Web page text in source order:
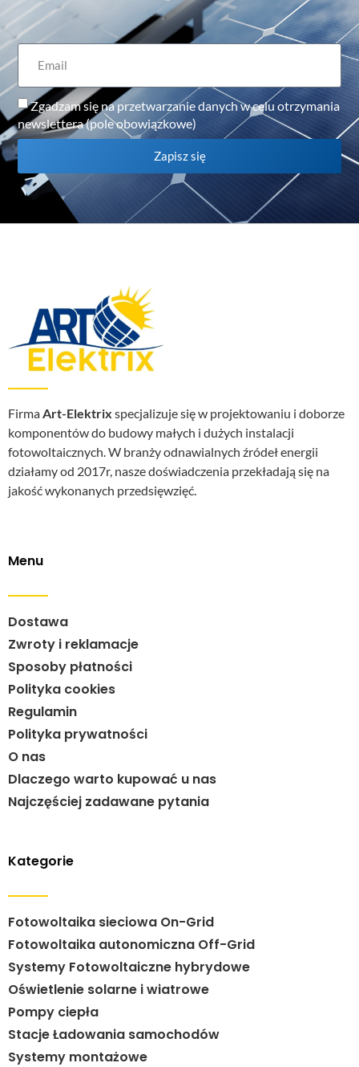
Zgadzam się na przetwarzanie danych w celu otrzymania
newslettera (pole obowiązkowe)
Zapisz się
FirmaArt-Elektrix specjalizuje się w projektowaniu i doborze
komponentów do budowy małych i dużych instalacji
fotowoltaicznych. W branży odnawialnych źródeł energii
działamy od 2017r, nasze doświadczenia przekładają się na
jakość wykonanych przedsięwzięć.
Menu
Dostawa
Zwroty i reklamacje
Sposoby płatności
Polityka cookies
Regulamin
Polityka prywatności
O nas
Dlaczego warto kupować u nas
Najczęściej zadawane pytania
Kategorie
Fotowoltaika sieciowa On-Grid
Fotowoltaika autonomiczna Off-Grid
Systemy Fotowoltaiczne hybrydowe
Oświetlenie solarne i wiatrowe
Pompy ciepła
Stacje Ładowania samochodów
Systemy montażowe